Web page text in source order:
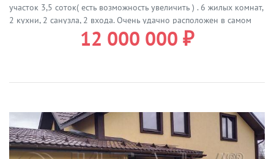
участок 3,5 соток( есть возможность увеличить ) . 6 жилых комнат,
2 кухни, 2 санузла, 2 входа. Очень удачно расположен в самом
центре города Рощино. Электричество 15 кВт ( 3 фазы),
канализация локальная ( два колодца), есть возможность
Один собственник , никто не зарегистрирован. Можно поменять
границы участка можно провести бесплатно. Показ в любое
время ! Звоните !Итака. Работаем с 1993 года.
12 000 000 ₽